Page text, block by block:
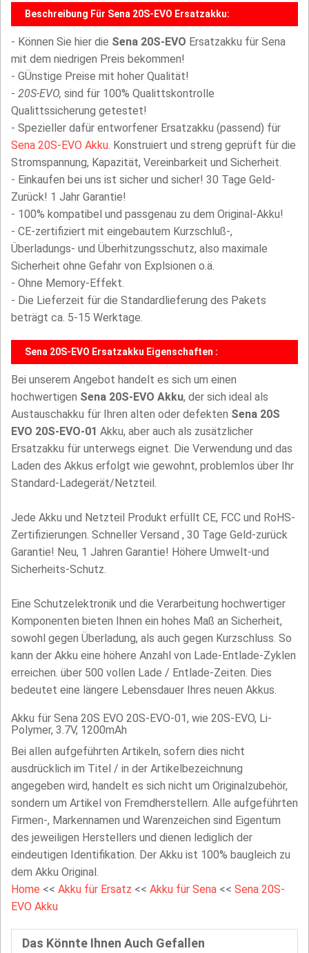
Beschreibung Für Sena 20S-EVO Ersatzakku:
- Können Sie hier die Sena 20S-EVO Ersatzakku für Sena
mit dem niedrigen Preis bekommen!
- GÜnstige Preise mit hoher Qualität!
- 20S-EVO, sind für 100% Qualittskontrolle
Qualittssicherung getestet!
- Spezieller dafür entworfener Ersatzakku (passend) für
Sena 20S-EVO Akku. Konstruiert und streng geprüft für die
Stromspannung, Kapazität, Vereinbarkeit und Sicherheit.
- Einkaufen bei uns ist sicher und sicher! 30 Tage Geld-
Zurück! 1 Jahr Garantie!
- 100% kompatibel und passgenau zu dem Original-Akku!
- CE-zertifiziert mit eingebautem Kurzschluß-,
Überladungs- und Überhitzungsschutz, also maximale
Sicherheit ohne Gefahr von Explsionen o.ä.
- Ohne Memory-Effekt.
- Die Lieferzeit für die Standardlieferung des Pakets
beträgt ca. 5-15 Werktage.
Sena 20S-EVO Ersatzakku Eigenschaften :
Bei unserem Angebot handelt es sich um einen
hochwertigen Sena 20S-EVO Akku, der sich ideal als
Austauschakku für Ihren alten oder defekten Sena 20S
EVO 20S-EVO-01 Akku, aber auch als zusätzlicher
Ersatzakku für unterwegs eignet. Die Verwendung und das
Laden des Akkus erfolgt wie gewohnt, problemlos über Ihr
Standard-Ladegerät/Netzteil.
Jede Akku und Netzteil Produkt erfüllt CE, FCC und RoHS-
Zertifizierungen. Schneller Versand , 30 Tage Geld-zurück
Garantie! Neu, 1 Jahren Garantie! Höhere Umwelt-und
Sicherheits-Schutz.
Eine Schutzelektronik und die Verarbeitung hochwertiger
Komponenten bieten Ihnen ein hohes Maß an Sicherheit,
sowohl gegen Überladung, als auch gegen Kurzschluss. So
kann der Akku eine höhere Anzahl von Lade-Entlade-Zyklen
erreichen. über 500 vollen Lade / Entlade-Zeiten. Dies
bedeutet eine längere Lebensdauer Ihres neuen Akkus.
Akku für Sena 20S EVO 20S-EVO-01, wie 20S-EVO, Li-
Polymer, 3.7V, 1200mAh
Bei allen aufgeführten Artikeln, sofern dies nicht
ausdrücklich im Titel / in der Artikelbezeichnung
angegeben wird, handelt es sich nicht um Originalzubehör,
sondern um Artikel von Fremdherstellern. Alle aufgeführten
Firmen-, Markennamen und Warenzeichen sind Eigentum
des jeweiligen Herstellers und dienen lediglich der
eindeutigen Identifikation. Der Akku ist 100% baugleich zu
dem Akku Original.
Home << Akku für Ersatz << Akku für Sena << Sena 20S-
EVO Akku
Das Könnte Ihnen Auch Gefallen